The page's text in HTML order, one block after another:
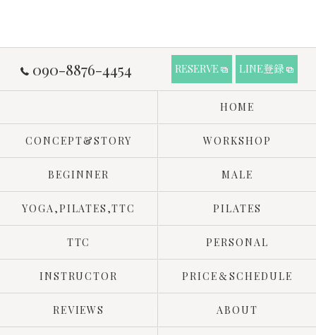
090-8876-4454 RESERVE LINE登録
HOME
CONCEPT&STORY WORKSHOP
BEGINNER MALE
YOGA,PILATES,TTC PILATES
TTC PERSONAL
INSTRUCTOR PRICE＆SCHEDULE
REVIEWS ABOUT